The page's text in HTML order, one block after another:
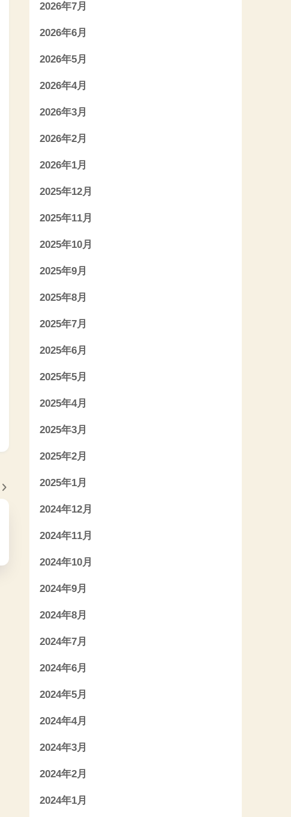
2026年7月
2026年6月
2026年5月
2026年4月
2026年3月
2026年2月
2026年1月
2025年12月
2025年11月
2025年10月
2025年9月
2025年8月
2025年7月
2025年6月
2025年5月
2025年4月
2025年3月
2025年2月
2025年1月
2024年12月
2024年11月
2024年10月
2024年9月
2024年8月
2024年7月
2024年6月
2024年5月
2024年4月
2024年3月
2024年2月
2024年1月